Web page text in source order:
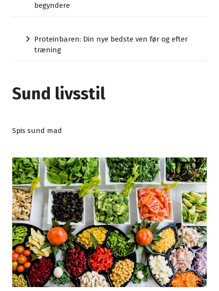
begyndere
Proteinbaren: Din nye bedste ven før og efter
træning
Sund livsstil
Spis sund mad